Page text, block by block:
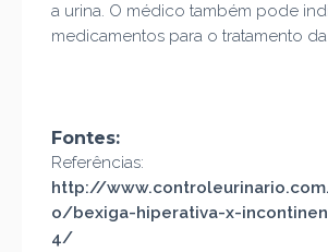
a urina. O médico também pode
medicamentos para o tratamento
Fontes:
Referências:
http://
o/bexiga-hiperativa-x-
4/